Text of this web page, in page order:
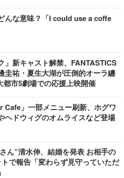
んな意味？「I could use a coffe
」新キャスト解禁、FANTASTICS
圭祐・夏生大湖が圧倒的オーラ纏
都市5劇場での応援上映開催
Cafe」一部メニュー刷新、ホグワ
ヘドウィグのオムライスなど登場
ん”清水伸、結婚を発表 お相手の
で報告「変わらず見守っていただ